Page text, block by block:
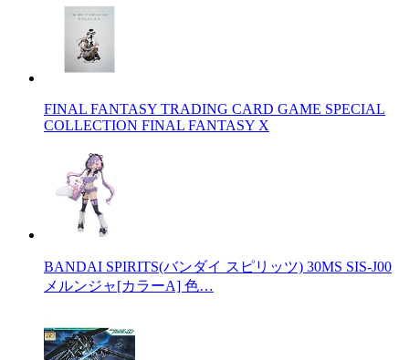
FINAL FANTASY TRADING CARD GAME SPECIAL
COLLECTION FINAL FANTASY X
BANDAI SPIRITS(バンダイ スピリッツ) 30MS SIS-J00
メルンジャ[カラーA] 色…